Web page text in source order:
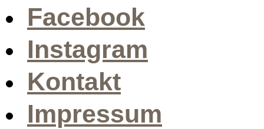
Facebook
Instagram
Kontakt
Impressum